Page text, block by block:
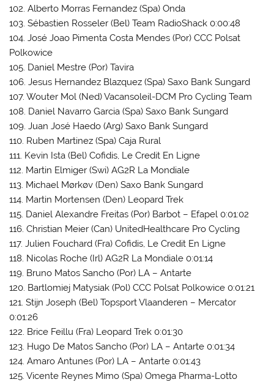
102. Alberto Morras Fernandez (Spa) Onda
103. Sébastien Rosseler (Bel) Team RadioShack 0:00:48
104. José Joao Pimenta Costa Mendes (Por) CCC Polsat
Polkowice
105. Daniel Mestre (Por) Tavira
106. Jesus Hernandez Blazquez (Spa) Saxo Bank Sungard
107. Wouter Mol (Ned) Vacansoleil-DCM Pro Cycling Team
108. Daniel Navarro Garcia (Spa) Saxo Bank Sungard
109. Juan José Haedo (Arg) Saxo Bank Sungard
110. Ruben Martinez (Spa) Caja Rural
111. Kevin Ista (Bel) Cofidis, Le Credit En Ligne
112. Martin Elmiger (Swi) AG2R La Mondiale
113. Michael Mørkøv (Den) Saxo Bank Sungard
114. Martin Mortensen (Den) Leopard Trek
115. Daniel Alexandre Freitas (Por) Barbot – Efapel 0:01:02
116. Christian Meier (Can) UnitedHealthcare Pro Cycling
117. Julien Fouchard (Fra) Cofidis, Le Credit En Ligne
118. Nicolas Roche (Irl) AG2R La Mondiale 0:01:14
119. Bruno Matos Sancho (Por) LA – Antarte
120. Bartlomiej Matysiak (Pol) CCC Polsat Polkowice 0:01:21
121. Stijn Joseph (Bel) Topsport Vlaanderen – Mercator
0:01:26
122. Brice Feillu (Fra) Leopard Trek 0:01:30
123. Hugo De Matos Sancho (Por) LA – Antarte 0:01:34
124. Amaro Antunes (Por) LA – Antarte 0:01:43
125. Vicente Reynes Mimo (Spa) Omega Pharma-Lotto